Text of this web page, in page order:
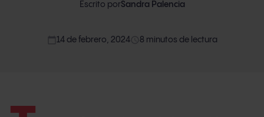
Escrito porSandra Palencia
access_time 8 minutos de lectura
14 de febrero, 2024